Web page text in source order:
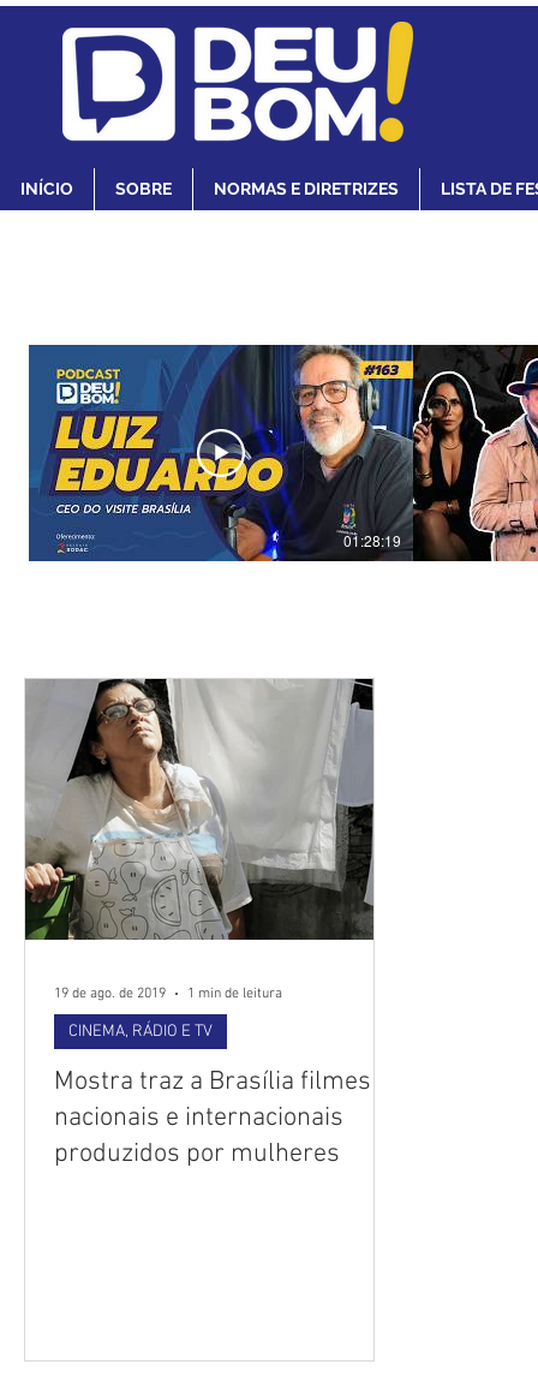
01:28:19
Mostra traz a Brasília filmes
nacionais e internacionais
produzidos por mulheres
CINEMA, RÁDIO E TV
19 de ago. de 2019 1 min de leitura
INÍCIO SOBRE NORMAS E DIRETRIZES LISTA DE